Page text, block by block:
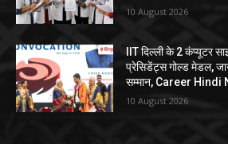
10 August 2026
IIT दिल्ली के 2 कंप्यूटर
प्रेसिडेंट्स गोल्ड मेडल,
सम्मान, Career Hindi
10 August 2026